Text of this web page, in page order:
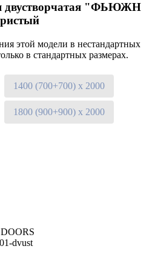
двустворчатая "ФЬЮЖН
этой модели в нестандартных
в стандартных размерах.
1400 (700+700) х 2000
1800 (900+900) х 2000
dvust